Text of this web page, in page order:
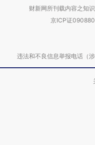
财新网所刊载内容之知
京ICP证
违法和不良信息举报电话（